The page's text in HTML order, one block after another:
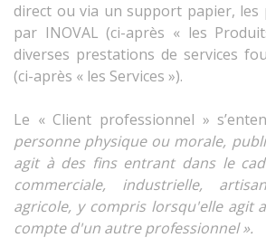
direct ou via un support papier, les
par INOVAL (ci-après « les
diverses prestations de services
(ci-après « les Services »).
Le « Client professionnel »
personne physique ou morale,
agit à des fins entrant dans le
commerciale, industrielle,
agricole, y compris lorsqu'elle agit
compte d'un autre professionnel ».